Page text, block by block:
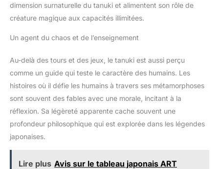
dimension surnaturelle du tanuki et alimentent son rôle de
créature magique aux capacités illimitées.
Un agent du chaos et de l’enseignement
Au-delà des tours et des jeux, le tanuki est aussi perçu
comme un guide qui teste le caractère des humains. Les
histoires où il défie les humains à travers ses métamorphoses
sont souvent des fables avec une morale, incitant à la
réflexion. Sa légèreté apparente cache souvent une
profondeur philosophique qui est explorée dans les légendes
japonaises.
Lire plus Avis sur le tableau japonais ART